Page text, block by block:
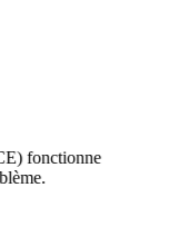
fonctionne